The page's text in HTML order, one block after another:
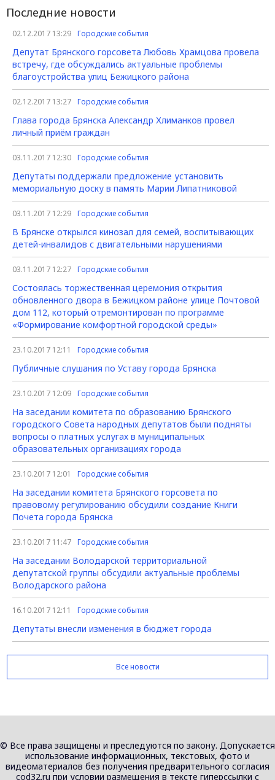
Последние новости
02.12.2017 13:29 Городские события
Депутат Брянского горсовета Любовь Храмцова провела
встречу, где обсуждались актуальные проблемы
благоустройства улиц Бежицкого района
02.12.2017 13:27 Городские события
Глава города Брянска Александр Хлиманков провел
личный приём граждан
03.11.2017 12:30 Городские события
Депутаты поддержали предложение установить
мемориальную доску в память Марии Липатниковой
03.11.2017 12:29 Городские события
В Брянске открылся кинозал для семей, воспитывающих
детей-инвалидов с двигательными нарушениями
03.11.2017 12:27 Городские события
Состоялась торжественная церемония открытия
обновленного двора в Бежицком районе улице Почтовой
дом 112, который отремонтирован по программе
«Формирование комфортной городской среды»
23.10.2017 12:11 Городские события
Публичные слушания по Уставу города Брянска
23.10.2017 12:09 Городские события
На заседании комитета по образованию Брянского
городского Совета народных депутатов были подняты
вопросы о платных услугах в муниципальных
образовательных организациях города
23.10.2017 12:01 Городские события
На заседании комитета Брянского горсовета по
правовому регулированию обсудили создание Книги
Почета города Брянска
23.10.2017 11:47 Городские события
На заседании Володарской территориальной
депутатской группы обсудили актуальные проблемы
Володарского района
16.10.2017 12:11 Городские события
Депутаты внесли изменения в бюджет города
Все новости
© Все права защищены и преследуются по закону. Допускается
использование информационных, текстовых, фото и
видеоматериалов без получения предварительного согласия
cod32.ru при условии размещения в тексте гиперссылки с